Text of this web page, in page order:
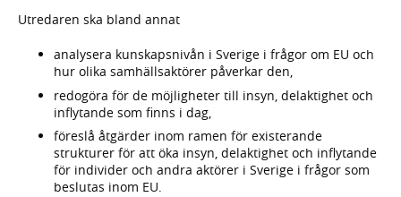
Utredaren ska bland annat
analysera kunskapsnivån i Sverige i frågor om EU och
hur olika samhällsaktörer påverkar den,
redogöra för de möjligheter till insyn, delaktighet och
inflytande som finns i dag,
föreslå åtgärder inom ramen för existerande
strukturer för att öka insyn, delaktighet och inflytande
för individer och andra aktörer i Sverige i frågor som
beslutas inom EU.